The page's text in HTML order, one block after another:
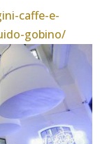
caffe-e-
gobino/